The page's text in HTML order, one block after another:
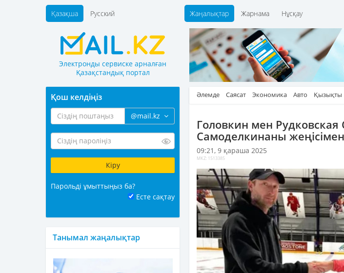
Жаңалықтар Жарнама Нұсқау
Қазақша Русский
Электронды сервиске арналған
Қазақстандық портал
Әлемде Саясат Экономика Авто Қызықты
Головкин мен Рудковская
Самоделкинаны
09:21, 9 қараша 2025
MKZ: 1513385
Қош келдіңіз
@mail.kz
Парольді ұмыттыңыз ба?
Есте сақтау
Танымал жаңалықтар